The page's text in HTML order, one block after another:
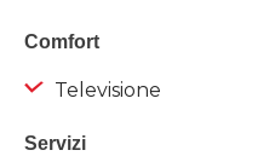
Comfort
Televisione
Servizi